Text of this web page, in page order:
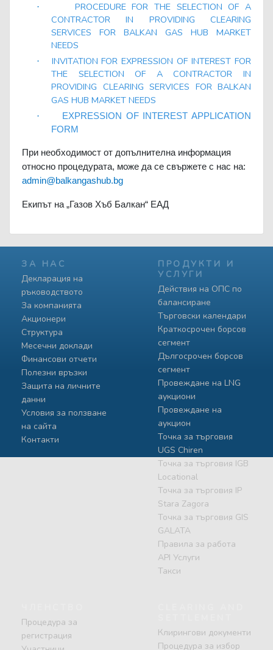
·
PROCEDURE FOR THE SELECTION OF A
CONTRACTOR IN PROVIDING CLEARING
SERVICES FOR BALKAN GAS HUB MARKET
NEEDS
·
INVITATION FOR EXPRESSION OF INTEREST FOR
THE SELECTION OF A CONTRACTOR IN
PROVIDING CLEARING SERVICES FOR BALKAN
GAS HUB MARKET NEEDS
·
EXPRESSION OF INTEREST APPLICATION
FORM
При необходимост от допълнителна информация
относно процедурата, може да се свържете с нас на:
admin@balkangashub.bg
Екипът на „Газов Хъб Балкан“ ЕАД
ЗА НАС
Декларация на
ръководството
За компанията
Акционери
Структура
Месечни доклади
Финансови отчети
Полезни връзки
Защита на личните
данни
Условия за ползване
на сайта
Контакти
ПРОДУКТИ И
УСЛУГИ
Действия на ОПС по
балансиране
Търговски календари
Краткосрочен борсов
сегмент
Дългосрочен борсов
сегмент
Провеждане на LNG
аукциони
Провеждане на
аукцион
Точка за търговия
UGS Chiren
Точка за търговия IGB
Locational
Точка за търговия IP
Stara Zagora
Точка за търговия GIS
GALATA
Правила за работа
API Услуги
Такси
Процедура за
регистрация
Клирингови документи
Процедура за избор